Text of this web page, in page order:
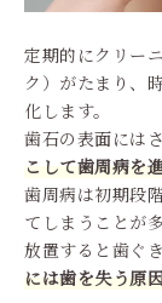
定期的にクリー
ク）がたまり、
化します。
歯石の表面には
こして歯周病を
歯周病は初期段
てしまうことが
放置すると歯ぐ
には歯を失う原